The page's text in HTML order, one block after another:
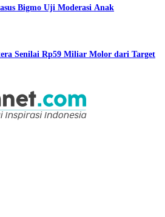
Bigmo Uji Moderasi Anak
Senilai Rp59 Miliar Molor dari Target